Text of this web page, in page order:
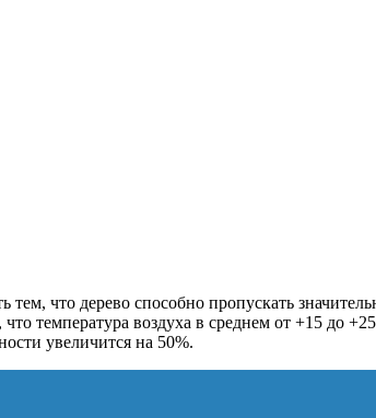
тем, что дерево способно пропускать
температура воздуха в среднем от +15 до +25
увеличится на 50%.